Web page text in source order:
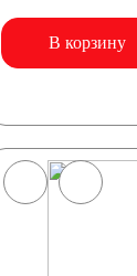
В корзину